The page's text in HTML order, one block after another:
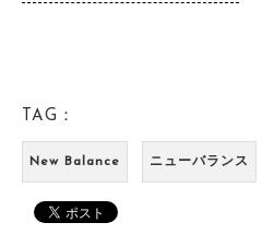
TAG：
New Balance ニューバランス